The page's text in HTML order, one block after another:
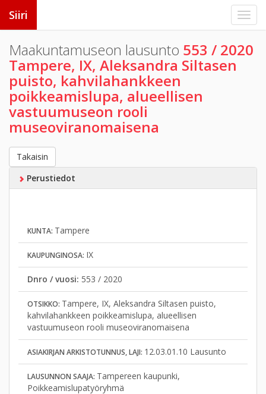
Siiri
Maakuntamuseon lausunto 553 / 2020
Tampere, IX, Aleksandra Siltasen
puisto, kahvilahankkeen
poikkeamislupa, alueellisen
vastuumuseon rooli
museoviranomaisena
Takaisin
Perustiedot
KUNTA: Tampere
KAUPUNGINOSA: IX
Dnro / vuosi: 553 / 2020
OTSIKKO: Tampere, IX, Aleksandra Siltasen puisto,
kahvilahankkeen poikkeamislupa, alueellisen
vastuumuseon rooli museoviranomaisena
ASIAKIRJAN ARKISTOTUNNUS, LAJI: 12.03.01.10 Lausunto
LAUSUNNON SAAJA: Tampereen kaupunki,
Poikkeamislupatyöryhmä